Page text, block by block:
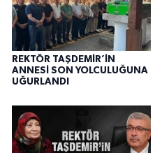
REKTÖR TAŞDEMİR’İN
ANNESİ SON YOLCULUĞUNA
UĞURLANDI